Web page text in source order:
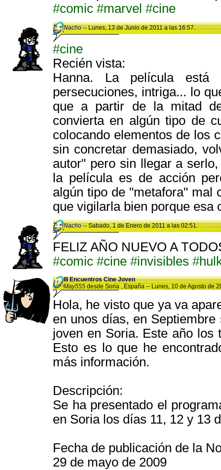
#comic #marvel #cine
Nacho-- Lunes, 13 de Junio de 2011 a las 16:57.
#cine
Recién vista:
Hanna. La película está
persecuciones, intriga... lo
que a partir de la mitad
convierta en algún tipo de
colocando elementos de los
sin concretar demasiado,
autor" pero sin llegar a
la película es de acción
algún tipo de "metafora" mal
que vigilarla bien porque esa
Nacho-- Sabado, 1 de Enero de 2011 a las 02:51.
FELIZ AÑO NUEVO A
#comic #cine #invisibles
III Encuentros Cine Joven
May555 desde Soria , España -- Lunes, 10 de Agosto de
Hola, he visto que ya va
en unos días, en
joven en Soria. Este año los
Esto es lo que he
más información.
Descripción:
Se ha presentado el
en Soria los días 11, 12 y 13
Fecha de publicación de la
29 de mayo de 2009